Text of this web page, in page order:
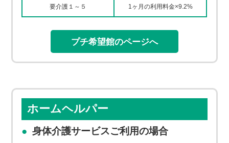
要介護１～５ 1ヶ月の利用料金×9.2%
プチ希望館のページへ
ホームヘルパー
身体介護サービスご利用の場合